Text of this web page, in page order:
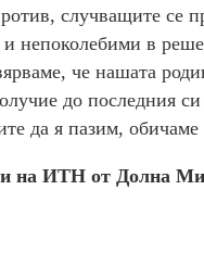
случващите се
непоколебими в
че нашата
до последния
да я пазим,
на ИТН от Долна